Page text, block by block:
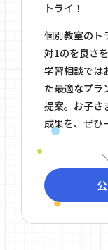
トライ！
個別教室のト
対1のを良さ
学習相談では
た最適なプラ
提案。お子さ
成果を、ぜひ